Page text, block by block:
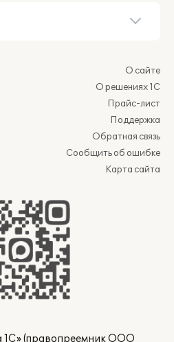
О сайте
О решениях 1С
Прайс-лист
Поддержка
Обратная связь
Сообщить об ошибке
Карта сайта
1С» (правопреемник ООО